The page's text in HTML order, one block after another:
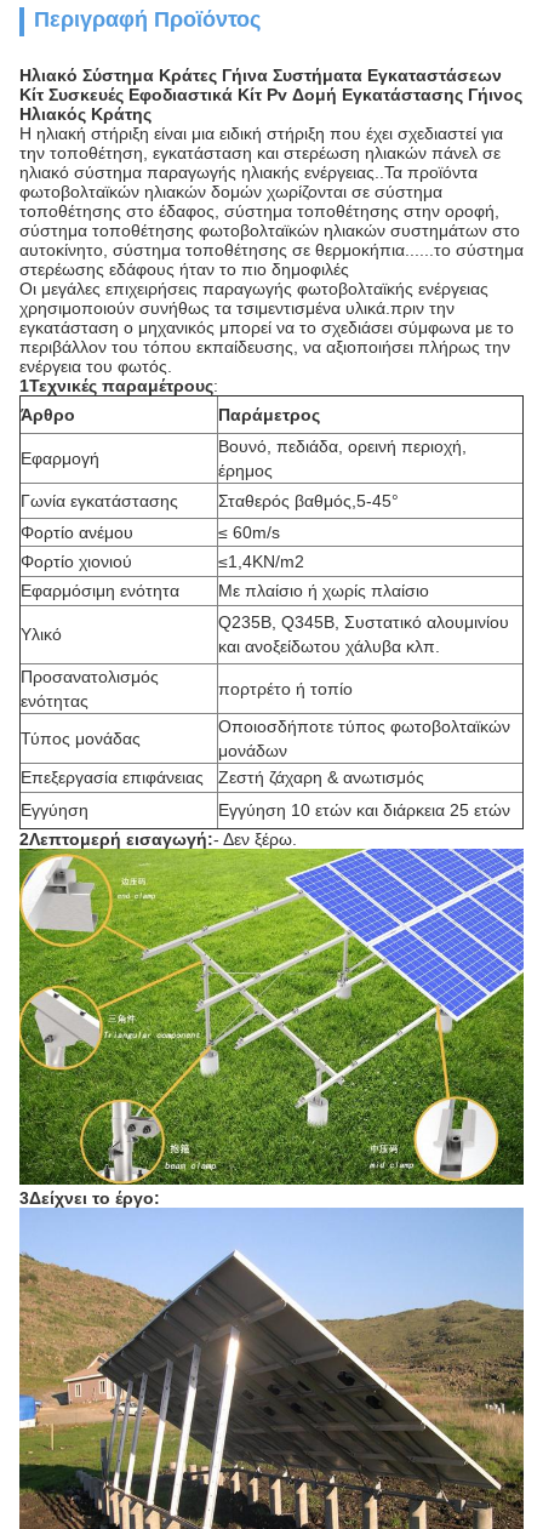
Περιγραφή Προϊόντος
Ηλιακό Σύστημα Κράτες Γήινα Συστήματα Εγκαταστάσεων
Κίτ Συσκευές Εφοδιαστικά Κίτ Pv Δομή Εγκατάστασης Γήινος
Ηλιακός Κράτης
Η ηλιακή στήριξη είναι μια ειδική στήριξη που έχει σχεδιαστεί για
την τοποθέτηση, εγκατάσταση και στερέωση ηλιακών πάνελ σε
ηλιακό σύστημα παραγωγής ηλιακής ενέργειας..Τα προϊόντα
φωτοβολταϊκών ηλιακών δομών χωρίζονται σε σύστημα
τοποθέτησης στο έδαφος, σύστημα τοποθέτησης στην οροφή,
σύστημα τοποθέτησης φωτοβολταϊκών ηλιακών συστημάτων στο
αυτοκίνητο, σύστημα τοποθέτησης σε θερμοκήπια......το σύστημα
στερέωσης εδάφους ήταν το πιο δημοφιλές
Οι μεγάλες επιχειρήσεις παραγωγής φωτοβολταϊκής ενέργειας
χρησιμοποιούν συνήθως τα τσιμεντισμένα υλικά.πριν την
εγκατάσταση ο μηχανικός μπορεί να το σχεδιάσει σύμφωνα με το
περιβάλλον του τόπου εκπαίδευσης, να αξιοποιήσει πλήρως την
ενέργεια του φωτός.
1Τεχνικές παραμέτρους:
Άρθρο
Παράμετρος
Εφαρμογή
Βουνό, πεδιάδα, ορεινή περιοχή,
έρημος
Γωνία εγκατάστασης
Σταθερός βαθμός,5-45°
Φορτίο ανέμου
≤ 60m/s
Φορτίο χιονιού
≤1,4KN/m2
Εφαρμόσιμη ενότητα
Με πλαίσιο ή χωρίς πλαίσιο
Υλικό
Q235B, Q345B, Συστατικό αλουμινίου
και ανοξείδωτου χάλυβα κλπ.
Προσανατολισμός
ενότητας
πορτρέτο ή τοπίο
Τύπος μονάδας
Οποιοσδήποτε τύπος φωτοβολταϊκών
μονάδων
Επεξεργασία επιφάνειας
Ζεστή ζάχαρη & ανωτισμός
Εγγύηση
Εγγύηση 10 ετών και διάρκεια 25 ετών
2Λεπτομερή εισαγωγή:- Δεν ξέρω.
3Δείχνει το έργο: